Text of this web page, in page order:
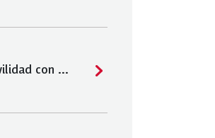
Puente Alto: recorridos de Red Movilidad con desvíos por obras en Valle Central con Camino Internacional